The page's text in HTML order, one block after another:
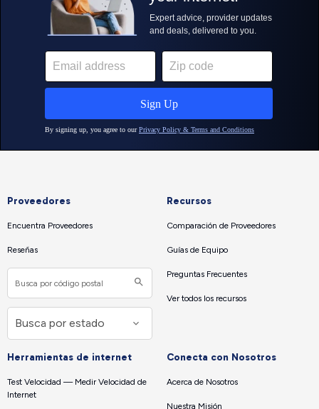
Proveedores
Encuentra Proveedores
Reseñas
Recursos
Comparación de Proveedores
Guías de Equipo
Preguntas Frecuentes
Ver todos los recursos
Herramientas de internet
Test Velocidad — Medir Velocidad de
Internet
Conecta con Nosotros
Acerca de Nosotros
Nuestra Misión